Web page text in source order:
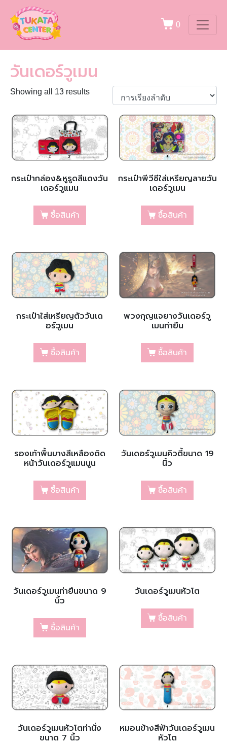
0
วันเดอร์วูเมน
Showing all 13 results
กระเป๋ากล่อง&หูรูดสีแดงวัน
เดอร์วูแมน
ซื้อสินค้า
กระเป๋าพีวีซีใส่เหรียญลายวัน
เดอร์วูเมน
ซื้อสินค้า
กระเป๋าใส่เหรียญตัววันเด
อร์วูเมน
ซื้อสินค้า
พวงกุญแจยางวันเดอร์วู
เมนท่ายืน
ซื้อสินค้า
รองเท้าพื้นบางสีเหลืองติด
หน้าวันเดอร์วูแมนนูน
ซื้อสินค้า
วันเดอร์วูเมนคิวตี้ขนาด 19
นิ้ว
ซื้อสินค้า
วันเดอร์วูเมนท่ายืนขนาด 9
นิ้ว
ซื้อสินค้า
วันเดอร์วูเมนหัวโต
ซื้อสินค้า
วันเดอร์วูเมนหัวโตท่านั่ง
ขนาด 7 นิ้ว
หมอนข้างสีฟ้าวันเดอร์วูเมน
หัวโต